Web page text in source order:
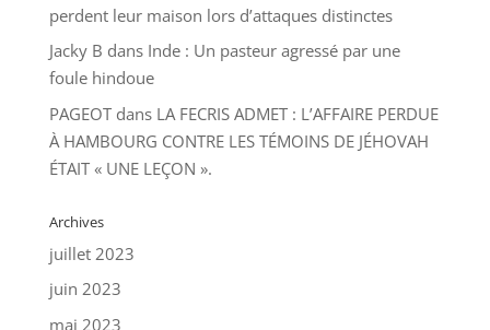
perdent leur maison lors d’attaques distinctes
Jacky B dans Inde : Un pasteur agressé par une
foule hindoue
PAGEOTdans LA FECRIS ADMET : L’AFFAIRE PERDUE
À HAMBOURG CONTRE LES TÉMOINS DE JÉHOVAH
ÉTAIT « UNE LEÇON ».
Archives
juillet 2023
juin 2023
mai 2023